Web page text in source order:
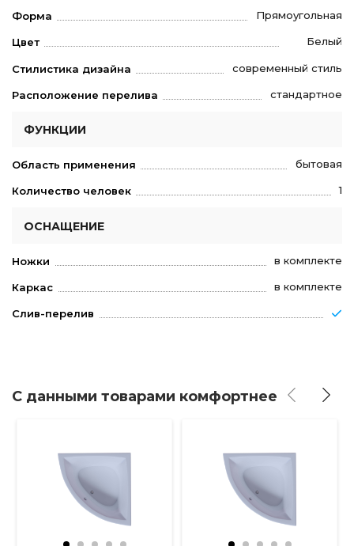
Форма Прямоугольная
Цвет Белый
Стилистика дизайна современный стиль
Расположение перелива стандартное
ФУНКЦИИ
Область применения бытовая
Количество человек 1
ОСНАЩЕНИЕ
Ножки в комплекте
Каркас в комплекте
Слив-перелив
С данными товарами комфортнее